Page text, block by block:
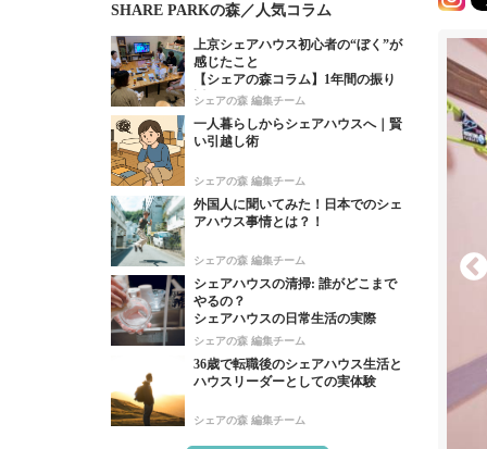
SHARE PARKの森／人気コラム
上京シェアハウス初心者の“ぼく”が
感じたこと
【シェアの森コラム】1年間の振り
返り！
シェアの森 編集チーム
一人暮らしからシェアハウスへ｜賢
い引越し術
シェアの森 編集チーム
外国人に聞いてみた！日本でのシェ
アハウス事情とは？！
シェアの森 編集チーム
シェアハウスの清掃: 誰がどこまで
やるの？
シェアハウスの日常生活の実際
シェアの森 編集チーム
36歳で転職後のシェアハウス生活と
ハウスリーダーとしての実体験
シェアの森 編集チーム